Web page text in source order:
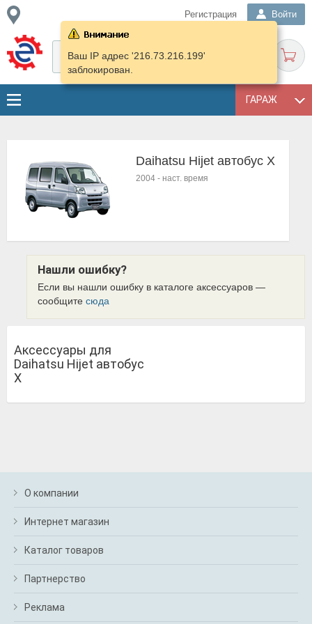
Регистрация Войти
ГАРАЖ
Ваш IP адрес '216.73.216.199'
заблокирован.
Daihatsu Hijet автобус X
2004 - наст. время
Нашли ошибку?
Если вы нашли ошибку в каталоге аксессуаров —
сообщите сюда
Аксессуары для
Daihatsu Hijet автобус
X
О компании
Интернет магазин
Каталог товаров
Партнерство
Реклама